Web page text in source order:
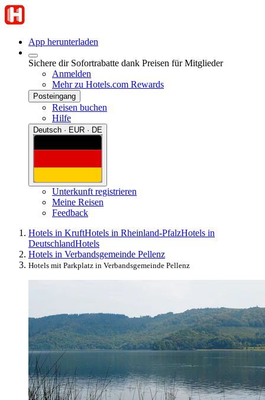
App herunterladen
Sichere dir Sofortrabatte dank Preisen für Mitglieder
Anmelden
Mehr zu Hotels.com Rewards
Posteingang
Reisen buchen
Hilfe
Deutsch · EUR · DE
Unterkunft registrieren
Meine Reisen
Feedback
Hotels in KruftHotels in Rheinland-PfalzHotels in
DeutschlandHotels
Hotels in Verbandsgemeinde Pellenz
Hotels mit Parkplatz in Verbandsgemeinde Pellenz